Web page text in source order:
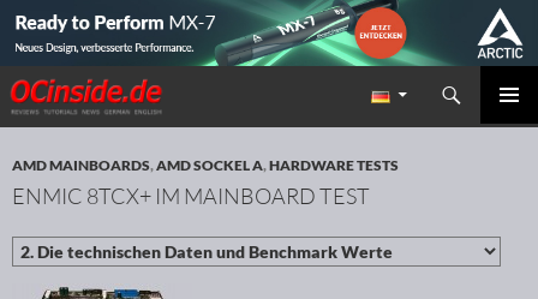
Redaktion ocinside.de PC Hardware Portal
Suchen
ZUM INHALT SPRINGEN
AMD MAINBOARDS,AMD SOCKEL A,HARDWARE TESTS
ENMIC 8TCX+ IM MAINBOARD TEST